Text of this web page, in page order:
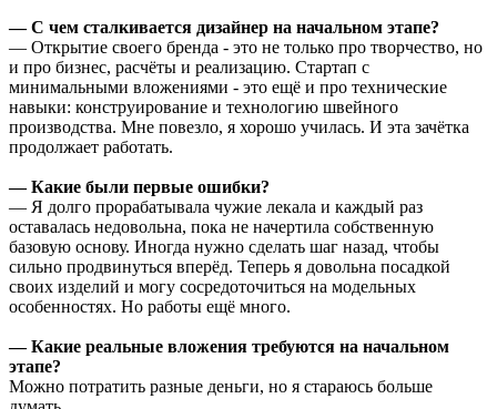
—С чем сталкивается дизайнер на начальном этапе?
— Открытие своего бренда - это не только про творчество, но
и про бизнес, расчёты и реализацию. Стартап с
минимальными вложениями - это ещё и про технические
навыки: конструирование и технологию швейного
производства. Мне повезло, я хорошо училась. И эта зачётка
продолжает работать.
—Какие были первые ошибки?
— Я долго прорабатывала чужие лекала и каждый раз
оставалась недовольна, пока не начертила собственную
базовую основу. Иногда нужно сделать шаг назад, чтобы
сильно продвинуться вперёд. Теперь я довольна посадкой
своих изделий и могу сосредоточиться на модельных
особенностях. Но работы ещё много.
—Какие реальные вложения требуются на начальном
этапе?
Можно потратить разные деньги, но я стараюсь больше